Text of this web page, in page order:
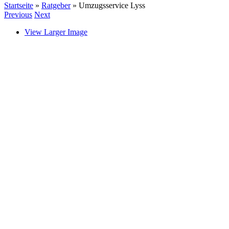
Startseite » Ratgeber» Umzugsservice Lyss
Previous Next
View Larger Image